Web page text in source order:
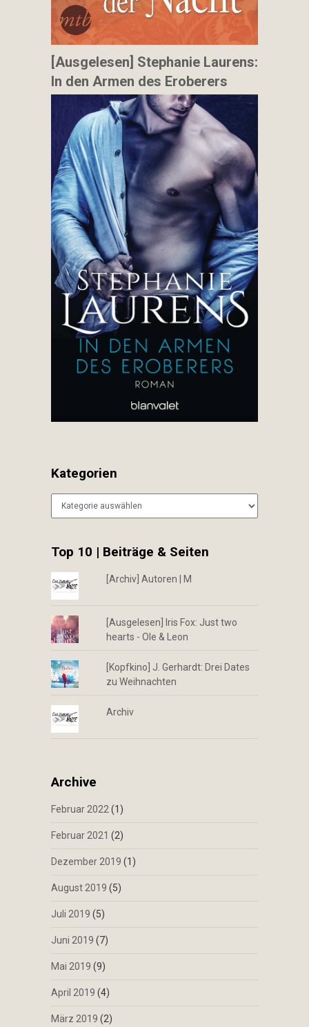
[Ausgelesen] Stephanie Laurens:
In den Armen des Eroberers
Kategorien
Kategorien
Top 10 | Beiträge & Seiten
[Archiv] Autoren | M
[Ausgelesen] Iris Fox: Just two
hearts - Ole & Leon
[Kopfkino] J. Gerhardt: Drei Dates
zu Weihnachten
Archiv
Archive
Februar 2022(1)
Februar 2021 (2)
Dezember 2019 (1)
August 2019 (5)
Juli 2019 (5)
Juni 2019 (7)
Mai 2019 (9)
April 2019 (4)
März 2019 (2)